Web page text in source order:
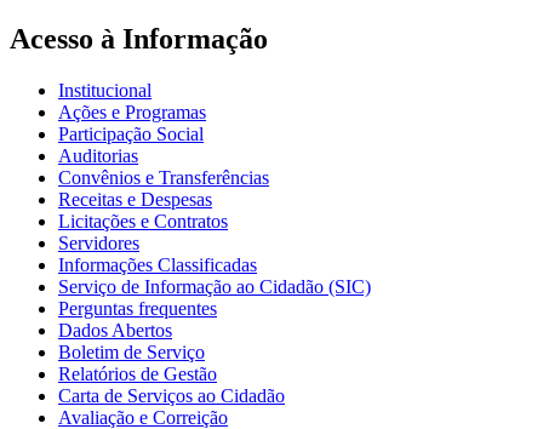
Acesso à Informação
Institucional
Ações e Programas
Participação Social
Auditorias
Convênios e Transferências
Receitas e Despesas
Licitações e Contratos
Servidores
Informações Classificadas
Serviço de Informação ao Cidadão (SIC)
Perguntas frequentes
Dados Abertos
Boletim de Serviço
Relatórios de Gestão
Carta de Serviços ao Cidadão
Avaliação e Correição